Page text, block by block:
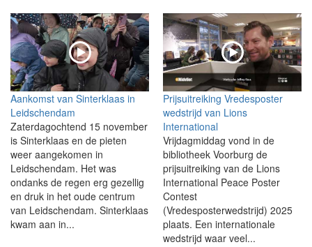
Aankomst van Sinterklaas in
Leidschendam
Zaterdagochtend 15 november
is Sinterklaas en de pieten
weer aangekomen in
Leidschendam. Het was
ondanks de regen erg gezellig
en druk in het oude centrum
van Leidschendam. Sinterklaas
kwam aan in...
Prijsuitreiking Vredesposter
wedstrijd van Lions
International
Vrijdagmiddag vond in de
bibliotheek Voorburg de
prijsuitreiking van de Lions
International Peace Poster
Contest
(Vredesposterwedstrijd) 2025
plaats. Een internationale
wedstrijd waar veel...